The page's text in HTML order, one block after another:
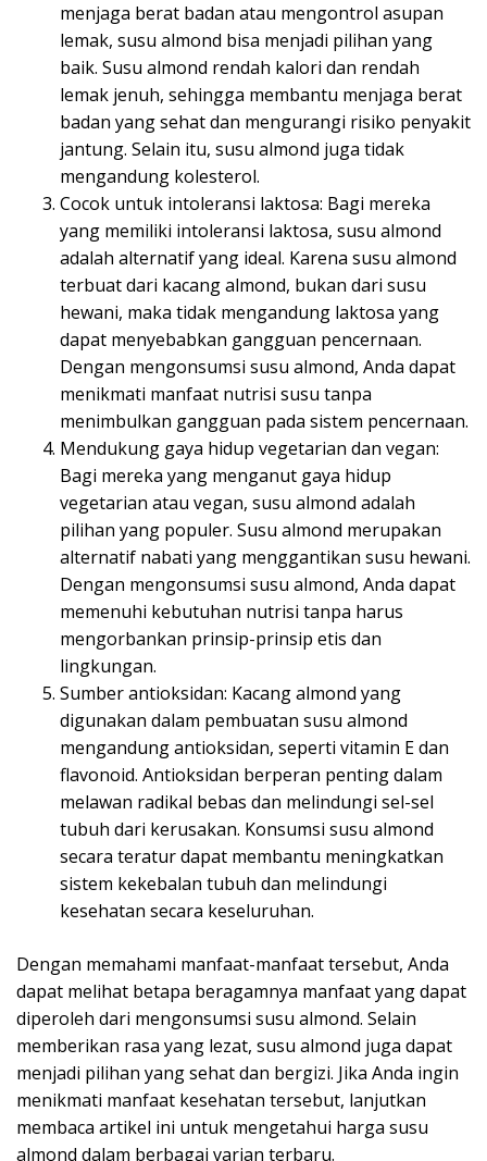
menjaga berat badan atau mengontrol asupan
lemak, susu almond bisa menjadi pilihan yang
baik. Susu almond rendah kalori dan rendah
lemak jenuh, sehingga membantu menjaga berat
badan yang sehat dan mengurangi risiko penyakit
jantung. Selain itu, susu almond juga tidak
mengandung kolesterol.
Cocok untuk intoleransi laktosa: Bagi mereka
yang memiliki intoleransi laktosa, susu almond
adalah alternatif yang ideal. Karena susu almond
terbuat dari kacang almond, bukan dari susu
hewani, maka tidak mengandung laktosa yang
dapat menyebabkan gangguan pencernaan.
Dengan mengonsumsi susu almond, Anda dapat
menikmati manfaat nutrisi susu tanpa
menimbulkan gangguan pada sistem pencernaan.
Mendukung gaya hidup vegetarian dan vegan:
Bagi mereka yang menganut gaya hidup
vegetarian atau vegan, susu almond adalah
pilihan yang populer. Susu almond merupakan
alternatif nabati yang menggantikan susu hewani.
Dengan mengonsumsi susu almond, Anda dapat
memenuhi kebutuhan nutrisi tanpa harus
mengorbankan prinsip-prinsip etis dan
lingkungan.
Sumber antioksidan: Kacang almond yang
digunakan dalam pembuatan susu almond
mengandung antioksidan, seperti vitamin E dan
flavonoid. Antioksidan berperan penting dalam
melawan radikal bebas dan melindungi sel-sel
tubuh dari kerusakan. Konsumsi susu almond
secara teratur dapat membantu meningkatkan
sistem kekebalan tubuh dan melindungi
kesehatan secara keseluruhan.
Dengan memahami manfaat-manfaat tersebut, Anda
dapat melihat betapa beragamnya manfaat yang dapat
diperoleh dari mengonsumsi susu almond. Selain
memberikan rasa yang lezat, susu almond juga dapat
menjadi pilihan yang sehat dan bergizi. Jika Anda ingin
menikmati manfaat kesehatan tersebut, lanjutkan
membaca artikel ini untuk mengetahui harga susu
almond dalam berbagai varian terbaru.